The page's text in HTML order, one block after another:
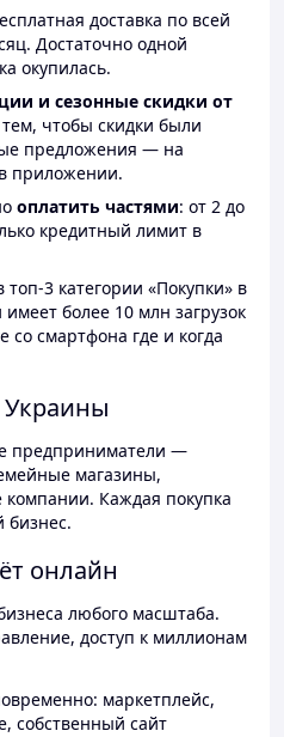
доставка по всей
Достаточно одной
окупилась.
и сезонные скидки от
чтобы скидки были
предложения — на
приложении.
оплатить частями: от 2 до
кредитный лимит в
3 категории «Покупки» в
более 10 млн загрузок
со смартфона где и когда
предприниматели —
магазины,
Каждая покупка
бизнес.
онлайн
любого масштаба.
доступ к миллионам
маркетплейс,
собственный сайт